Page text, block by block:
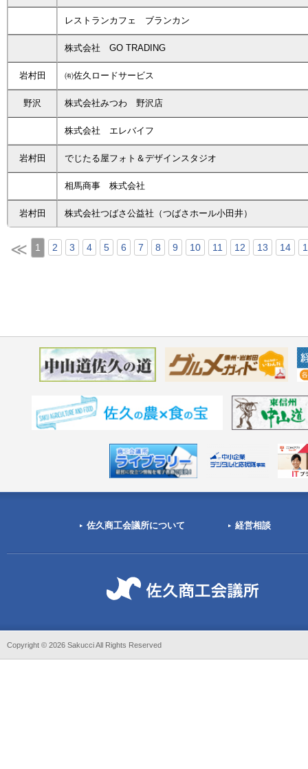
レストランカフェ ブランカン
株式会社 GO TRADING
岩村田 ㈲佐久ロードサービス
野沢 株式会社みつわ 野沢店
株式会社 エレバイフ
岩村田 でじたる屋フォト＆デザインスタジオ
相馬商事 株式会社
岩村田 株式会社つばさ公益社（つばさホール小田井）
≪ 1 2 3 4 5 6 7 8 9 10 11 12 13 14
佐久商工会議所について 経営相談
Copyright © 2026 Sakucci All Rights Reserved